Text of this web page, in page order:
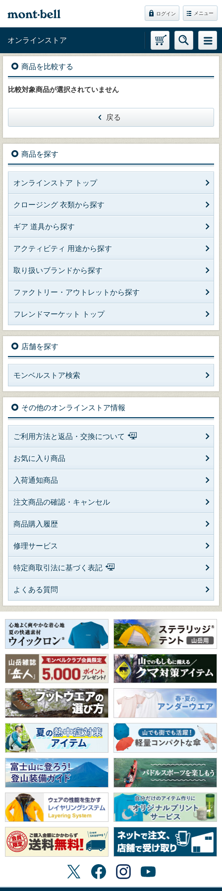
ログイン メニュー
オンラインストア
商品を比較する
比較対象商品が選択されていません
戻る
商品を探す
オンラインストア トップ
クロージング 衣類から探す
ギア 道具から探す
アクティビティ 用途から探す
取り扱いブランドから探す
ファクトリー・アウトレットから探す
フレンドマーケット トップ
店舗を探す
モンベルストア検索
その他のオンラインストア情報
ご利用方法と返品・交換について
お気に入り商品
入荷通知商品
注文商品の確認・キャンセル
商品購入履歴
修理サービス
特定商取引法に基づく表記
よくある質問